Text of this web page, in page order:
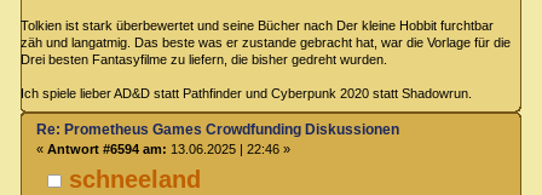
Tolkien ist stark überbewertet und seine Bücher nach Der kleine Hobbit furchtbar
zäh und langatmig. Das beste was er zustande gebracht hat, war die Vorlage für die
Drei besten Fantasyfilme zu liefern, die bisher gedreht wurden.
Ich spiele lieber AD&D statt Pathfinder und Cyberpunk 2020 statt Shadowrun.
schneeland
Re: Prometheus Games Crowdfunding Diskussionen
« Antwort #6594 am: 13.06.2025 | 22:46 »